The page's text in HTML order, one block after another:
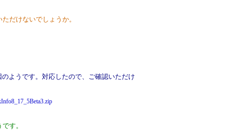
だけないでしょうか。
ようです。対応したので、ご確認いただけ
す。